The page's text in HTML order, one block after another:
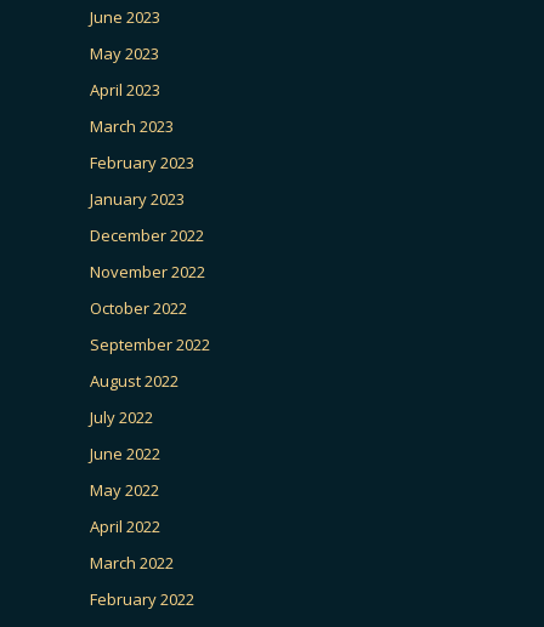
June 2023
May 2023
April 2023
March 2023
February 2023
January 2023
December 2022
November 2022
October 2022
September 2022
August 2022
July 2022
June 2022
May 2022
April 2022
March 2022
February 2022